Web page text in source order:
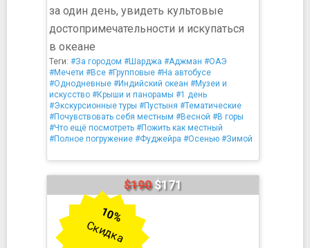
за один день, увидеть культовые
достопримечательности и искупаться
в океане
Теги: #За городом #Шарджа #Аджман #ОАЭ
#Мечети #Все #Групповые #На автобусе
#Однодневные #Индийский океан #Музеи и
искусство #Крыши и панорамы #1 день
#Экскурсионные туры #Пустыня #Тематические
#Почувствовать себя местным #Весной #В горы
#Что ещё посмотреть #Пожить как местный
#Полное погружение #Фуджейра #Осенью #Зимой
$190$171
10%
Скидка